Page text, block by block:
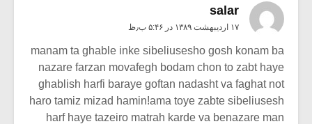
salar
۱۷ اردیبهشت ۱۳۸۹ در ۵:۴۶ ب٫ظ
manam ta ghable inke sibeliusesho gosh konam ba
nazare farzan movafegh bodam chon to zabt haye
ghablish harfi baraye goftan nadasht va faghat not
haro tamiz mizad hamin!ama toye zabte sibeliusesh
harf haye tazeiro matrah karde va benazare man